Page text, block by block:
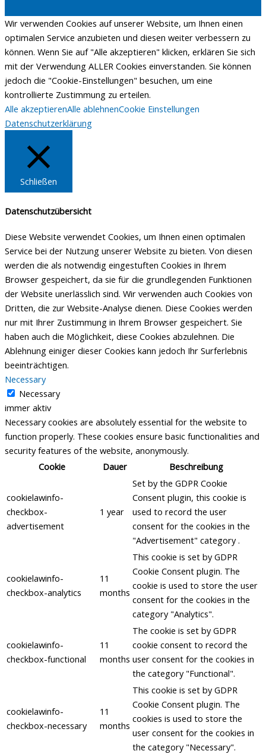
Wir verwenden Cookies auf unserer Website, um Ihnen einen
optimalen Service anzubieten und diesen weiter verbessern zu
können. Wenn Sie auf "Alle akzeptieren" klicken, erklären Sie sich
mit der Verwendung ALLER Cookies einverstanden. Sie können
jedoch die "Cookie-Einstellungen" besuchen, um eine
kontrollierte Zustimmung zu erteilen.
Alle akzeptierenAlle ablehnenCookie Einstellungen
Datenschutzerklärung
Schließen
Datenschutzübersicht
Diese Website verwendet Cookies, um Ihnen einen optimalen
Service bei der Nutzung unserer Website zu bieten. Von diesen
werden die als notwendig eingestuften Cookies in Ihrem
Browser gespeichert, da sie für die grundlegenden Funktionen
der Website unerlässlich sind. Wir verwenden auch Cookies von
Dritten, die zur Website-Analyse dienen. Diese Cookies werden
nur mit Ihrer Zustimmung in Ihrem Browser gespeichert. Sie
haben auch die Möglichkeit, diese Cookies abzulehnen. Die
Ablehnung einiger dieser Cookies kann jedoch Ihr Surferlebnis
beeinträchtigen.
Necessary
Necessary
immer aktiv
Necessary cookies are absolutely essential for the website to
function properly. These cookies ensure basic functionalities and
security features of the website, anonymously.
Cookie
Dauer Beschreibung
cookielawinfo-
checkbox-
advertisement
1 year
Set by the GDPR Cookie
Consent plugin, this cookie is
used to record the user
consent for the cookies in the
"Advertisement" category .
cookielawinfo-
checkbox-analytics
11
months
This cookie is set by GDPR
Cookie Consent plugin. The
cookie is used to store the user
consent for the cookies in the
category "Analytics".
cookielawinfo-
checkbox-functional
11
months
The cookie is set by GDPR
cookie consent to record the
user consent for the cookies in
the category "Functional".
cookielawinfo-
checkbox-necessary
11
months
This cookie is set by GDPR
Cookie Consent plugin. The
cookies is used to store the
user consent for the cookies in
the category "Necessary".